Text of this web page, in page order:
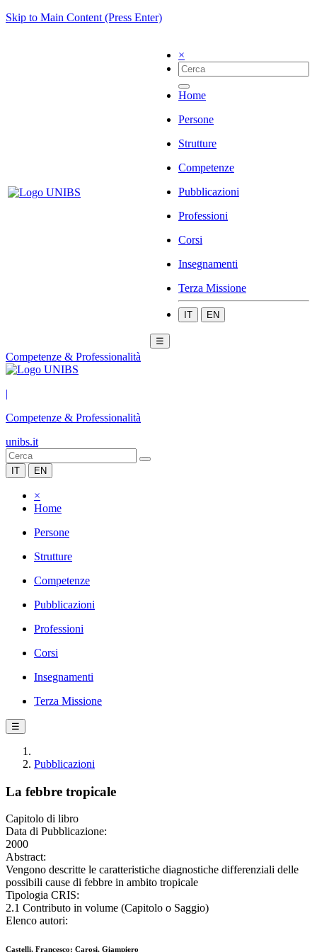
Skip to Main Content (Press Enter)
×
Home
Persone
Strutture
Competenze
Pubblicazioni
Professioni
Corsi
Insegnamenti
Terza Missione
IT EN
☰
Competenze & Professionalità
|
Competenze & Professionalità
unibs.it
IT EN
×
Home
Persone
Strutture
Competenze
Pubblicazioni
Professioni
Corsi
Insegnamenti
Terza Missione
☰
Pubblicazioni
La febbre tropicale
Capitolo di libro
Data di Pubblicazione:
2000
Abstract:
Vengono descritte le caratteristiche diagnostiche differenziali delle
possibili cause di febbre in ambito tropicale
Tipologia CRIS:
2.1 Contributo in volume (Capitolo o Saggio)
Elenco autori:
Castelli, Francesco; Carosi, Giampiero